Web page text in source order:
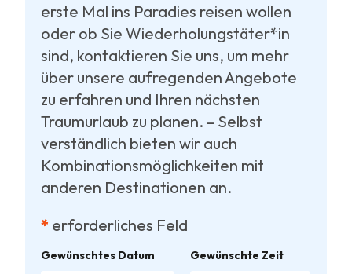
erste Mal ins Paradies reisen wollen
oder ob Sie Wiederholungstäter*in
sind, kontaktieren Sie uns, um mehr
über unsere aufregenden Angebote
zu erfahren und Ihren nächsten
Traumurlaub zu planen. – Selbst
verständlich bieten wir auch
Kombinationsmöglichkeiten mit
anderen Destinationen an.
* erforderliches Feld
Gewünschtes Datum Gewünschte Zeit